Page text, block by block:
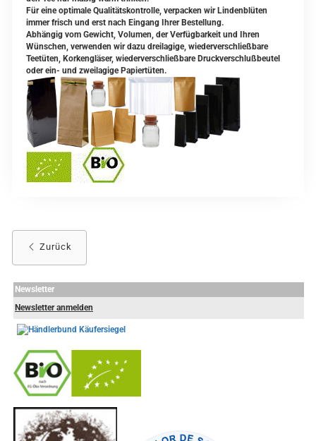
Für eine optimale Qualitätskontrolle, verpacken wir Lindenblüten
immer frisch und erst nach Eingang Ihrer Bestellung.
Abhängig vom Gewicht, Volumen, der Verfügbarkeit und Ihren
Wünschen, verwenden wir dazu dreilagige, wiederverschließbare
Teetüten, Korkengläser, wiederverschließbare Druckverschlußbeutel
oder ein- und zweilagige Papiertüten.
Zurück
Newsletter
Newsletter anmelden